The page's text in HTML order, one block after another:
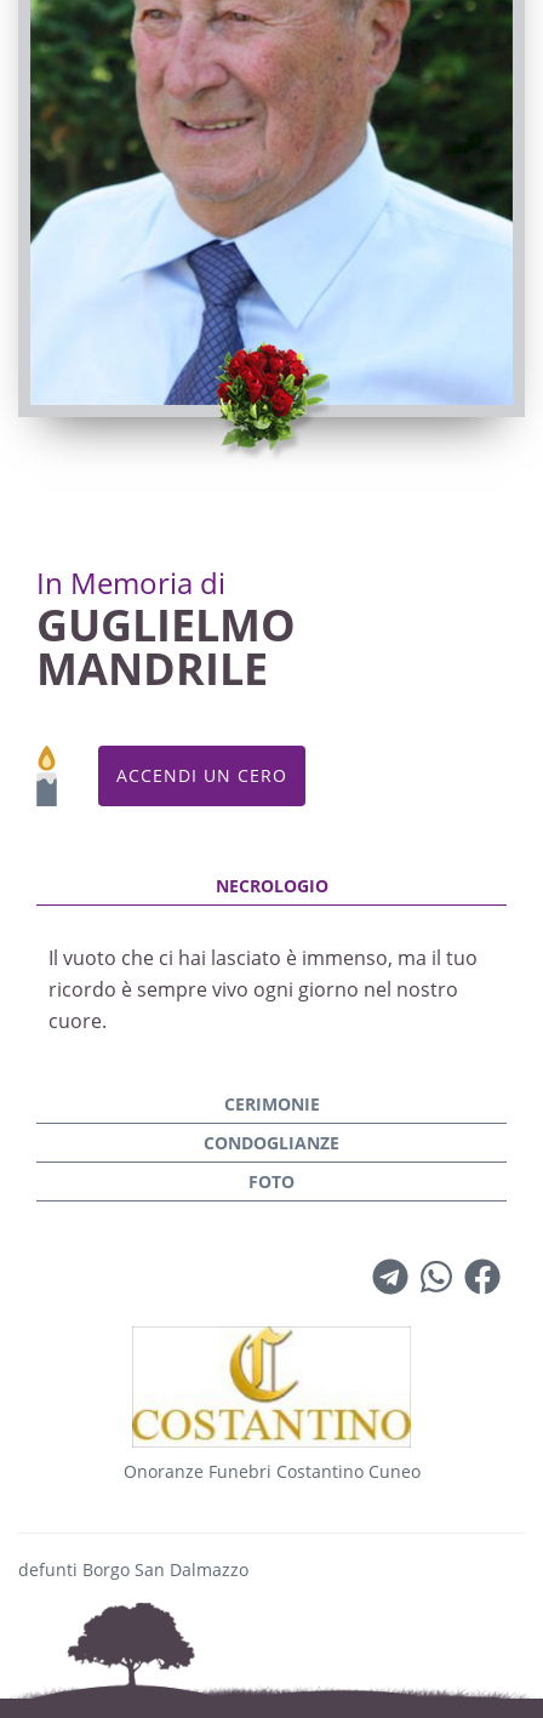
In Memoria di
GUGLIELMO
MANDRILE
ACCENDI UN CERO
Il vuoto che ci hai lasciato è immenso, ma il tuo
ricordo è sempre vivo ogni giorno nel nostro
cuore.
Onoranze Funebri Costantino Cuneo
defunti Borgo San Dalmazzo